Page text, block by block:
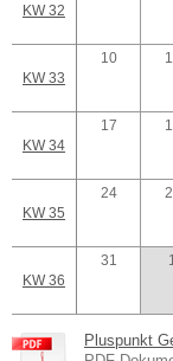
KW 32
KW 33
10
KW 34
17
KW 35
24
KW 36
31
Pluspunkt